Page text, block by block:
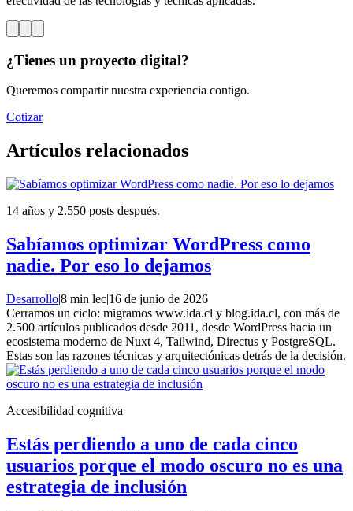
¿Tienes un proyecto digital?
Queremos compartir nuestra experiencia contigo.
Cotizar
Artículos relacionados
14 años y 2.550 posts después.
Sabíamos optimizar WordPress como
nadie. Por eso lo dejamos
Desarrollo|8 min lec|16 de junio de 2026
Cerramos un ciclo: migramos www.ida.cl y blog.ida.cl, con más de
2.500 artículos publicados desde 2011, desde WordPress hacia un
ecosistema moderno de Nuxt 4, Tailwind, Directus y PostgreSQL.
Estas son las razones técnicas y arquitectónicas detrás de la decisión.
Accesibilidad cognitiva
Estás perdiendo a uno de cada cinco
usuarios porque el modo oscuro no es una
estrategia de inclusión